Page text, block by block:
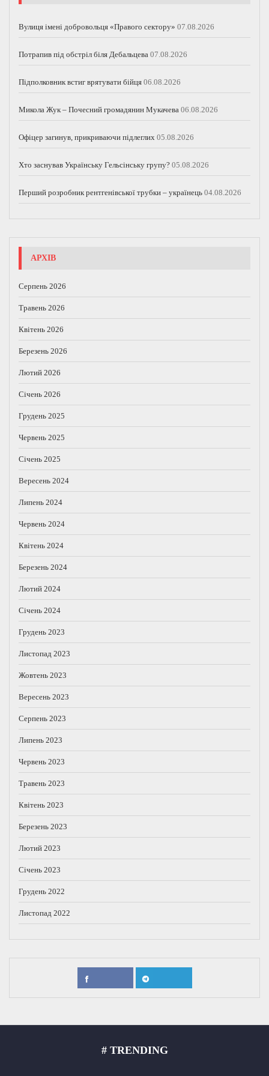
Вулиця імені добровольця «Правого сектору» 07.08.2026
Потрапив під обстріл біля Дебальцева 07.08.2026
Підполковник встиг врятувати бійця 06.08.2026
Микола Жук – Почесний громадянин Мукачева 06.08.2026
Офіцер загинув, прикриваючи підлеглих 05.08.2026
Хто заснував Українську Гельсінську групу? 05.08.2026
Перший розробник рентгенівської трубки – українець 04.08.2026
АРХІВ
Серпень 2026
Травень 2026
Квітень 2026
Березень 2026
Лютий 2026
Січень 2026
Грудень 2025
Червень 2025
Січень 2025
Вересень 2024
Липень 2024
Червень 2024
Квітень 2024
Березень 2024
Лютий 2024
Січень 2024
Грудень 2023
Листопад 2023
Жовтень 2023
Вересень 2023
Серпень 2023
Липень 2023
Червень 2023
Травень 2023
Квітень 2023
Березень 2023
Лютий 2023
Січень 2023
Грудень 2022
Листопад 2022
# TRENDING